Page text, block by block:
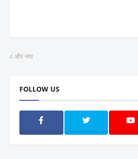
और नया
FOLLOW US